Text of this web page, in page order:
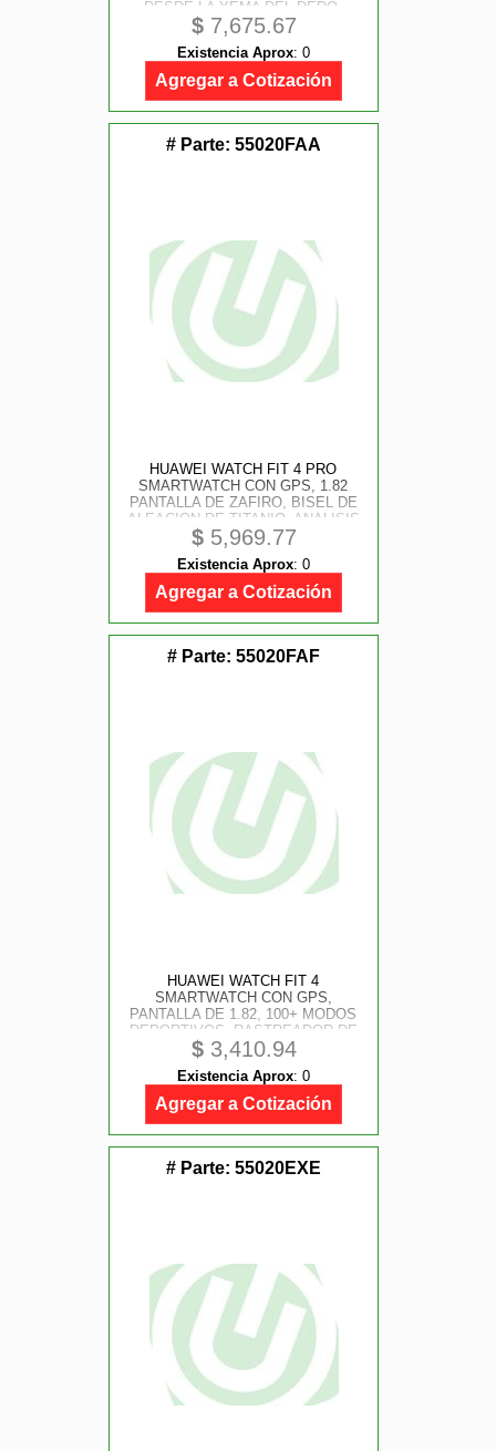
DESDE LA YEMA DEL DEDO,
HEALTH GLANCE, ESIM, CON APP
ECG, HRV, DOS MODOS DE
BATERIA HASTA 11 DIAS,
ANDROID E IOS, COLOR NEGRO
$7,675.67
Existencia Aprox: 0
Agregar a Cotización
# Parte: 55020FAA
HUAWEI WATCH FIT 4 PRO
SMARTWATCH CON GPS, 1.82
PANTALLA DE ZAFIRO, BISEL DE
ALEACION DE TITANIO, ANALISIS
DE ECG, BATERIA HASTA 10 DIAS,
PARA OUTDOOR ENTUSIASTAS,
IOS AND ANDROID, COLOR
NEGRO
$5,969.77
Existencia Aprox: 0
Agregar a Cotización
# Parte: 55020FAF
HUAWEI WATCH FIT 4
SMARTWATCH CON GPS,
PANTALLA DE 1.82, 100+ MODOS
DEPORTIVOS, RASTREADOR DE
FITNESS CON SPO AND #8322;,
ASISTENTE DE BIENESTAR
EMOCIONAL, IOS AND ANDROID,
COLOR MORADO
$3,410.94
Existencia Aprox: 0
Agregar a Cotización
# Parte: 55020EXE